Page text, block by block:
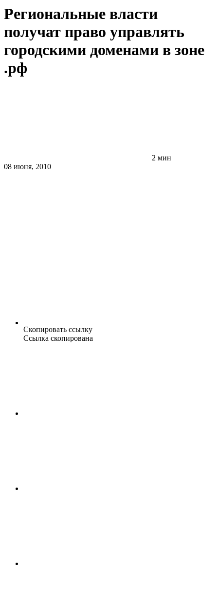
Региональные власти
получат право управлять
городскими доменами в зоне
.рф
2 мин
08 июня, 2010
Скопировать ссылку
Ссылка скопирована